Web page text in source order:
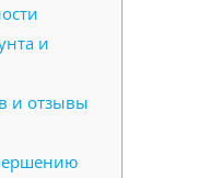
и
и отзывы